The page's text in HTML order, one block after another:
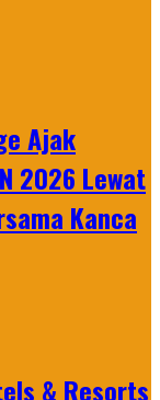
Ajak
2026 Lewat
Kanca
& Resorts